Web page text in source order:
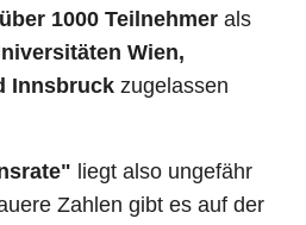
über 1000 Teilnehmer als
Wien,
Innsbruck zugelassen
liegt also ungefähr
Zahlen gibt es auf der